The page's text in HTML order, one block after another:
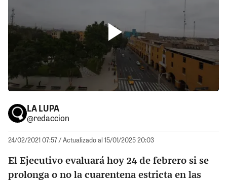
LA LUPA
@redaccion
24/02/2021 07:57/ Actualizado al 15/01/2025 20:03
El Ejecutivo evaluará hoy 24 de febrero si se
prolonga o no la cuarentena estricta en las